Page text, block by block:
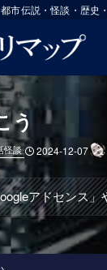
市伝説・怪談・歴史
う
怪談 2024-12-07
アドセンス